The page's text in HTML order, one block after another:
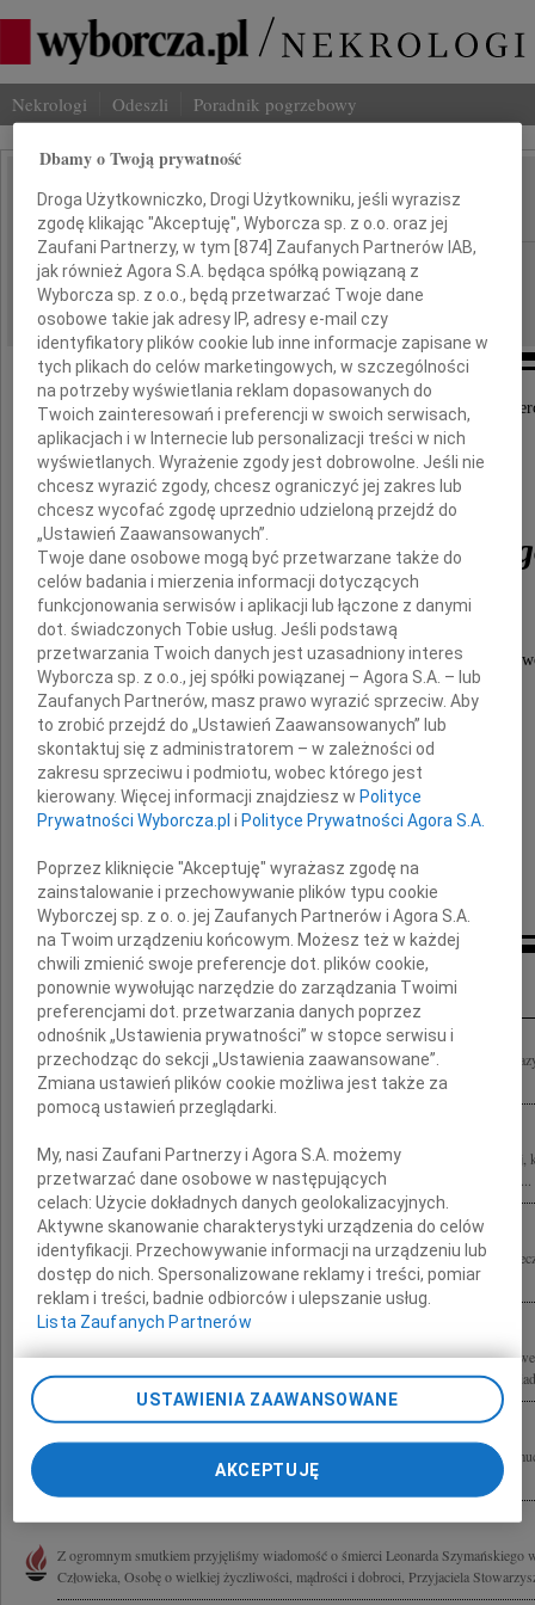
Nekrologi Odeszli Poradnik pogrzebowy
IMIĘ I NAZWISKO: Leonard Szymański
REGION: Poznań
DATA EMISJI: 11.05.2023
Z dużym smutkiem przyjąłem informację o
Leonarda
działacza opozycyjnego,
współzałożyciela poznańskiej Solidarności,
Posła na Sejm wybranego w pierwszych
wolnych wyborach 4 czerwca 1989 r.
Rodzinie i Przyjaciołom
składam wyrazy współczucia
Wójt Gminy Tarnowo Podgórne
Inne kondolencje
Z głębokim żalem przyjęliśmy wiadomość o śmierci Leonarda Szymańskiego
Rodzinie i Bliskim składa rodzina Meissnerów i Osińskich
Ze smutkiem żegnamy Leonarda Szymańskiego działacza opozycji
posła, osoby zasłużonej dla lokalnego życia politycznego i społecznego, człowieka...
Z ogromnym żalem i smutkiem żegnamy Leonarda Szymańskiego wspaniałą,
pracowitość oraz wiedza były dla nas wzorem do naśladowania. Ci, którzy mieli...
"W dobrych zawodach wystąpiłem, bieg ukończyłem, wiary ustrzegłem." / św.
odszedł od nas Leonard Szymański ukochany Mąż, wspaniały Tato i najlepszy
"Odszedłeś cicho, bez słów pożegnania. Tak jakbyś nie chciał, swym odejściem
Leonard Szymański Odszedłeś A miałeś tyle planów, tyle opowieści nie...
Z ogromnym smutkiem przyjęliśmy wiadomość o śmierci Leonarda Szymańskiego
Człowieka, Osobę o wielkiej życzliwości, mądrości i dobroci, Przyjaciela
Dbamy o Twoją prywatność
Droga Użytkowniczko, Drogi Użytkowniku, jeśli wyrazisz
zgodę klikając "Akceptuję", Wyborcza sp. z o.o. oraz jej
Zaufani Partnerzy, w tym [874] Zaufanych Partnerów IAB,
jak również Agora S.A. będąca spółką powiązaną z
Wyborcza sp. z o.o., będą przetwarzać Twoje dane
osobowe takie jak adresy IP, adresy e-mail czy
identyfikatory plików cookie lub inne informacje zapisane w
tych plikach do celów marketingowych, w szczególności
na potrzeby wyświetlania reklam dopasowanych do
Twoich zainteresowań i preferencji w swoich serwisach,
aplikacjach i w Internecie lub personalizacji treści w nich
wyświetlanych. Wyrażenie zgody jest dobrowolne. Jeśli nie
chcesz wyrazić zgody, chcesz ograniczyć jej zakres lub
chcesz wycofać zgodę uprzednio udzieloną przejdź do
„Ustawień Zaawansowanych”.
Twoje dane osobowe mogą być przetwarzane także do
celów badania i mierzenia informacji dotyczących
funkcjonowania serwisów i aplikacji lub łączone z danymi
dot. świadczonych Tobie usług. Jeśli podstawą
przetwarzania Twoich danych jest uzasadniony interes
Wyborcza sp. z o.o., jej spółki powiązanej – Agora S.A. – lub
Zaufanych Partnerów, masz prawo wyrazić sprzeciw. Aby
to zrobić przejdź do „Ustawień Zaawansowanych” lub
skontaktuj się z administratorem – w zależności od
zakresu sprzeciwu i podmiotu, wobec którego jest
kierowany. Więcej informacji znajdziesz wPolityce
Prywatności Wyborcza.pl iPolityce Prywatności Agora S.A.
Poprzez kliknięcie "Akceptuję" wyrażasz zgodę na
zainstalowanie i przechowywanie plików typu cookie
Wyborczej sp. z o. o. jej Zaufanych Partnerów i Agora S.A.
na Twoim urządzeniu końcowym. Możesz też w każdej
chwili zmienić swoje preferencje dot. plików cookie,
ponownie wywołując narzędzie do zarządzania Twoimi
preferencjami dot. przetwarzania danych poprzez
odnośnik „Ustawienia prywatności” w stopce serwisu i
przechodząc do sekcji „Ustawienia zaawansowane”.
Zmiana ustawień plików cookie możliwa jest także za
pomocą ustawień przeglądarki.
My, nasi Zaufani Partnerzy i Agora S.A. możemy
przetwarzać dane osobowe w następujących
celach:Użycie dokładnych danych geolokalizacyjnych.
Aktywne skanowanie charakterystyki urządzenia do celów
identyfikacji. Przechowywanie informacji na urządzeniu lub
dostęp do nich. Spersonalizowane reklamy i treści, pomiar
reklam i treści, badnie odbiorców i ulepszanie usług.
Lista Zaufanych Partnerów
USTAWIENIA ZAAWANSOWANE
AKCEPTUJĘ